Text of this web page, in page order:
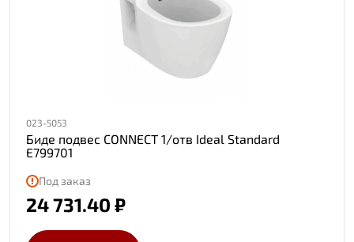
023-5053
Биде подвес CONNECT 1/отв Ideal Standard
E799701
Под заказ
24 731.40 ₽